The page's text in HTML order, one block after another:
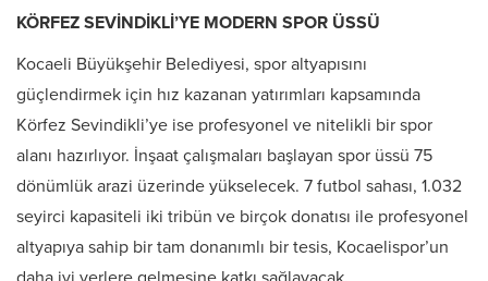
KÖRFEZ SEVİNDİKLİ’YE MODERN SPOR ÜSSÜ
Kocaeli Büyükşehir Belediyesi, spor altyapısını
güçlendirmek için hız kazanan yatırımları kapsamında
Körfez Sevindikli’ye ise profesyonel ve nitelikli bir spor
alanı hazırlıyor. İnşaat çalışmaları başlayan spor üssü 75
dönümlük arazi üzerinde yükselecek. 7 futbol sahası, 1.032
seyirci kapasiteli iki tribün ve birçok donatısı ile profesyonel
altyapıya sahip bir tam donanımlı bir tesis, Kocaelispor’un